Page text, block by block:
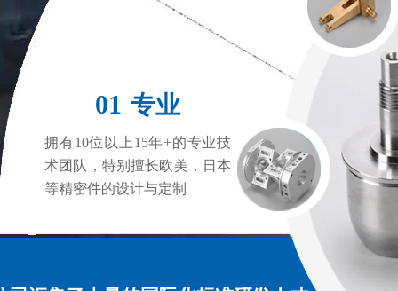
01 专业
拥有10位以上15年+的专业技
术团队，特别擅长欧美，日本
等精密件的设计与定制